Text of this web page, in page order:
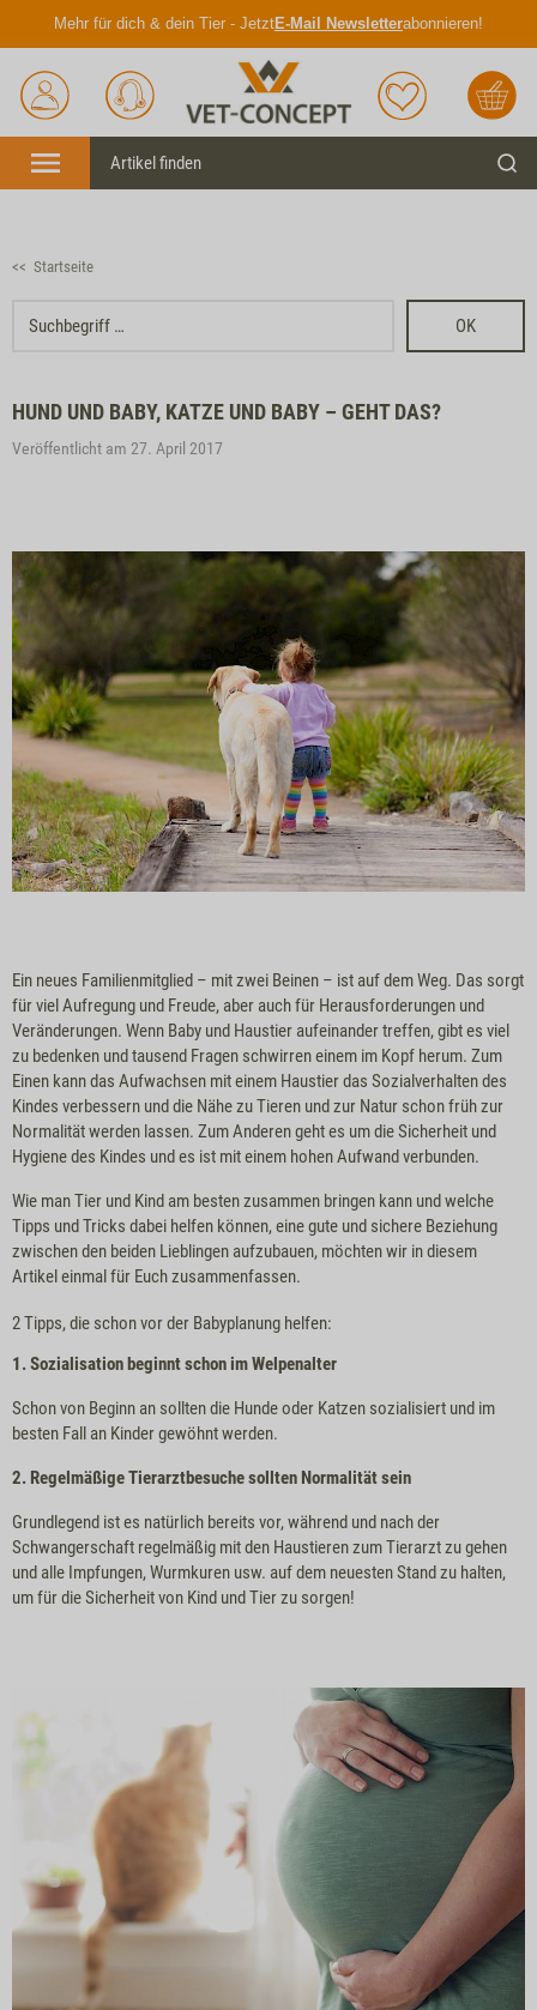
Mehr für dich & dein Tier - JetztE-Mail Newsletterabonnieren!
Anmelden
Unser
Service
Merkliste Warenkorb
Menü
<< Startseite
OK
HUND UND BABY, KATZE UND BABY – GEHT DAS?
Veröffentlicht am 27. April 2017
Ein neues Familienmitglied – mit zwei Beinen – ist auf dem Weg. Das sorgt
für viel Aufregung und Freude, aber auch für Herausforderungen und
Veränderungen. Wenn Baby und Haustier aufeinander treffen, gibt es viel
zu bedenken und tausend Fragen schwirren einem im Kopf herum. Zum
Einen kann das Aufwachsen mit einem Haustier das Sozialverhalten des
Kindes verbessern und die Nähe zu Tieren und zur Natur schon früh zur
Normalität werden lassen. Zum Anderen geht es um die Sicherheit und
Hygiene des Kindes und es ist mit einem hohen Aufwand verbunden.
Wie man Tier und Kind am besten zusammen bringen kann und welche
Tipps und Tricks dabei helfen können, eine gute und sichere Beziehung
zwischen den beiden Lieblingen aufzubauen, möchten wir in diesem
Artikel einmal für Euch zusammenfassen.
2 Tipps, die schon vor der Babyplanung helfen:
1. Sozialisation beginnt schon im Welpenalter
Schon von Beginn an sollten die Hunde oder Katzen sozialisiert und im
besten Fall an Kinder gewöhnt werden.
2. Regelmäßige Tierarztbesuche sollten Normalität sein
Grundlegend ist es natürlich bereits vor, während und nach der
Schwangerschaft regelmäßig mit den Haustieren zum Tierarzt zu gehen
und alle Impfungen, Wurmkuren usw. auf dem neuesten Stand zu halten,
um für die Sicherheit von Kind und Tier zu sorgen!